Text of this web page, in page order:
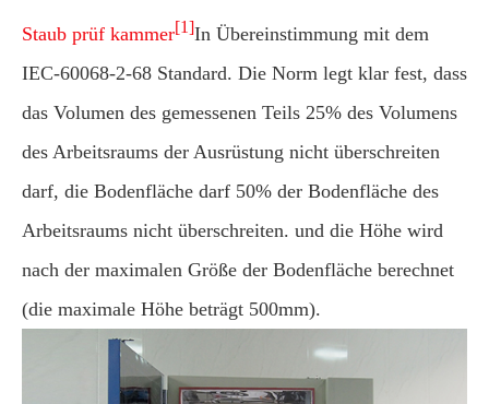
Staub prüf kammer[1]In Übereinstimmung mit dem
IEC-60068-2-68 Standard. Die Norm legt klar fest, dass
das Volumen des gemessenen Teils 25% des Volumens
des Arbeitsraums der Ausrüstung nicht überschreiten
darf, die Bodenfläche darf 50% der Bodenfläche des
Arbeitsraums nicht überschreiten. und die Höhe wird
nach der maximalen Größe der Bodenfläche berechnet
(die maximale Höhe beträgt 500mm).